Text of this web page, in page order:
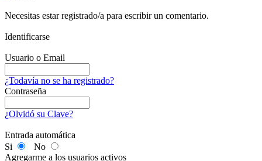
Necesitas estar registrado/a para escribir un comentario.
Identificarse
Usuario o Email
¿Todavía no se ha registrado?
Contraseña
¿Olvidó su Clave?
Entrada automática
Si
No
Agregarme a los usuarios activos